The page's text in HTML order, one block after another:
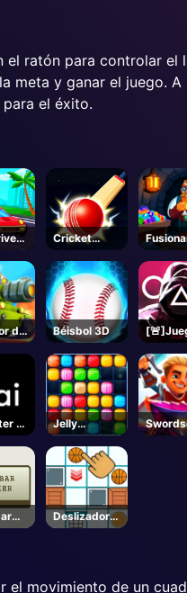
ratón para controlar
y ganar el juego.
el éxito.
Cricket
Ciudad
gemas
del
Béisbol 3D
de
Roblox
AI
Jelly
colapso
Brim
Deslizador
Slam Dunk
movimiento de un